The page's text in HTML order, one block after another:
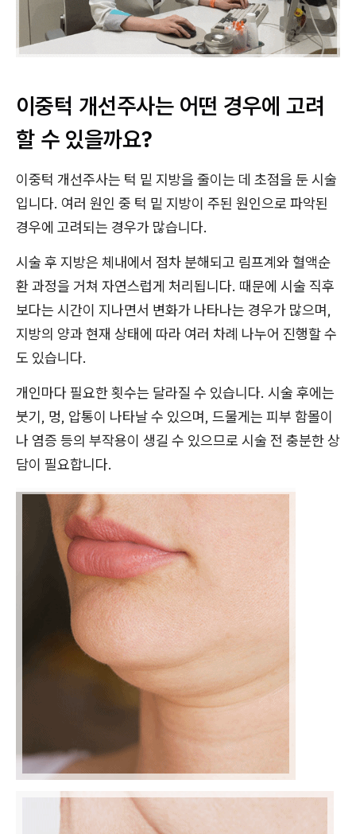
이중턱 개선주사는 어떤 경우에 고려
할 수 있을까요?
이중턱 개선주사는 턱 밑 지방을 줄이는 데 초점을 둔 시술
입니다. 여러 원인 중 턱 밑 지방이 주된 원인으로 파악된
경우에 고려되는 경우가 많습니다.
시술 후 지방은 체내에서 점차 분해되고 림프계와 혈액순
환 과정을 거쳐 자연스럽게 처리됩니다. 때문에 시술 직후
보다는 시간이 지나면서 변화가 나타나는 경우가 많으며,
지방의 양과 현재 상태에 따라 여러 차례 나누어 진행할 수
도 있습니다.
개인마다 필요한 횟수는 달라질 수 있습니다. 시술 후에는
붓기, 멍, 압통이 나타날 수 있으며, 드물게는 피부 함몰이
나 염증 등의 부작용이 생길 수 있으므로 시술 전 충분한 상
담이 필요합니다.